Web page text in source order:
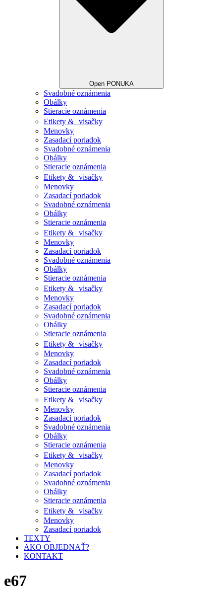
Open PONUKA
Svadobné oznámenia
Obálky
Stieracie oznámenia
Etikety & visačky
Menovky
Zasadací poriadok
Svadobné oznámenia
Obálky
Stieracie oznámenia
Etikety & visačky
Menovky
Zasadací poriadok
Svadobné oznámenia
Obálky
Stieracie oznámenia
Etikety & visačky
Menovky
Zasadací poriadok
Svadobné oznámenia
Obálky
Stieracie oznámenia
Etikety & visačky
Menovky
Zasadací poriadok
Svadobné oznámenia
Obálky
Stieracie oznámenia
Etikety & visačky
Menovky
Zasadací poriadok
Svadobné oznámenia
Obálky
Stieracie oznámenia
Etikety & visačky
Menovky
Zasadací poriadok
Svadobné oznámenia
Obálky
Stieracie oznámenia
Etikety & visačky
Menovky
Zasadací poriadok
Svadobné oznámenia
Obálky
Stieracie oznámenia
Etikety & visačky
Menovky
Zasadací poriadok
TEXTY
AKO OBJEDNAŤ?
KONTAKT
e67